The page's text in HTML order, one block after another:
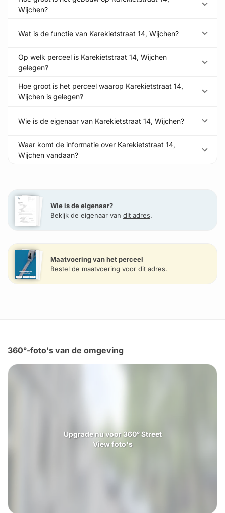
Wijchen?
Wat is de functie van Karekietstraat 14, Wijchen?
Op welk perceel is Karekietstraat 14, Wijchen
gelegen?
Hoe groot is het perceel waarop Karekietstraat 14,
Wijchen is gelegen?
Wie is de eigenaar van Karekietstraat 14, Wijchen?
Waar komt de informatie over Karekietstraat 14,
Wijchen vandaan?
Wie is de eigenaar?
Bekijk de eigenaar van dit adres.
Maatvoering van het perceel
Bestel de maatvoering voor dit adres.
360°-foto's van de omgeving
Upgrade nu voor 360° Street
View foto's